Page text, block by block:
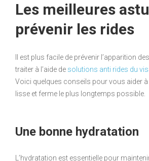
Les meilleures
prévenir les rides
Il est plus facile de prévenir l’apparition
traiter à l’aide de solutions anti rides du
Voici quelques conseils pour vous aider à
lisse et ferme le plus longtemps possible.
Une bonne hydratation
L’hydratation est essentielle pour